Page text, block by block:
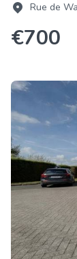
Rue de
€700